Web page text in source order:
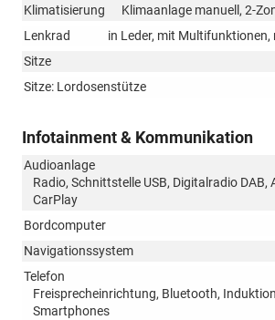
Klimatisierung
Klimaanlage manuell, 2-
Lenkrad
in Leder, mit
Sitze
Sitze: Lordosenstütze
Infotainment & Kommunikation
Audioanlage
Radio, Schnittstelle USB, Digitalradio DAB,
CarPlay
Bordcomputer
Navigationssystem
Telefon
Freisprecheinrichtung, Bluetooth,
Smartphones